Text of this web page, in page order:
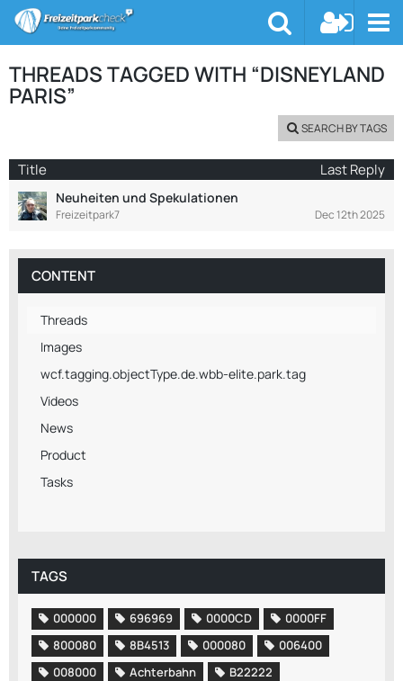
THREADS TAGGED WITH “DISNEYLAND
PARIS”
SEARCH BY TAGS
Title Last Reply
Neuheiten und Spekulationen
Freizeitpark7 Dec 12th 2025
CONTENT
Threads
Images
wcf.tagging.objectType.de.wbb-elite.park.tag
Videos
News
Product
Tasks
TAGS
000000 696969 0000CD
0000FF
800080
8B4513 000080
006400
008000
Achterbahn
B22222